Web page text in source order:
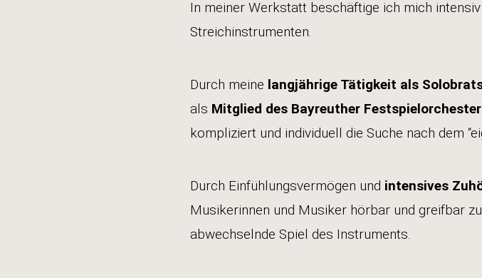
In meiner Werkstatt beschäftige ich mich
Streichinstrumenten.
Durch meine langjährige Tätigkeit als
als Mitglied des Bayreuther
kompliziert und individuell die Suche nach dem
Durch Einfühlungsvermögen und intensives
Musikerinnen und Musiker hörbar und greifbar
abwechselnde Spiel des Instruments.